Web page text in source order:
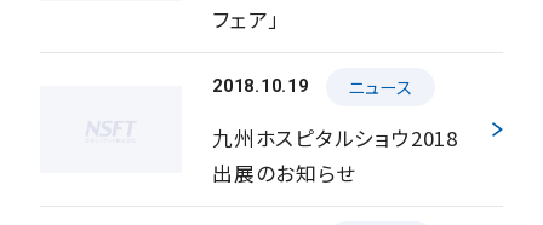
フェア」
2018.10.19 ニュース
九州ホスピタルショウ2018
出展のお知らせ